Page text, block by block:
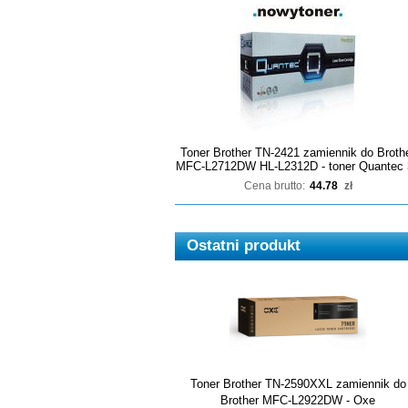
Toner Brother TN-2421 zamiennik do
MFC-L2712DW HL-L2312D - toner Quantec
Cena brutto: 44.78 zł
Ostatni produkt
Toner Brother TN-2590XXL zamiennik do
Brother MFC-L2922DW - Oxe